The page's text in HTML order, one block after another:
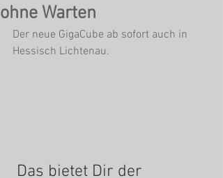
ohne Warten
Der neue GigaCube ab sofort auch in
Hessisch Lichtenau.